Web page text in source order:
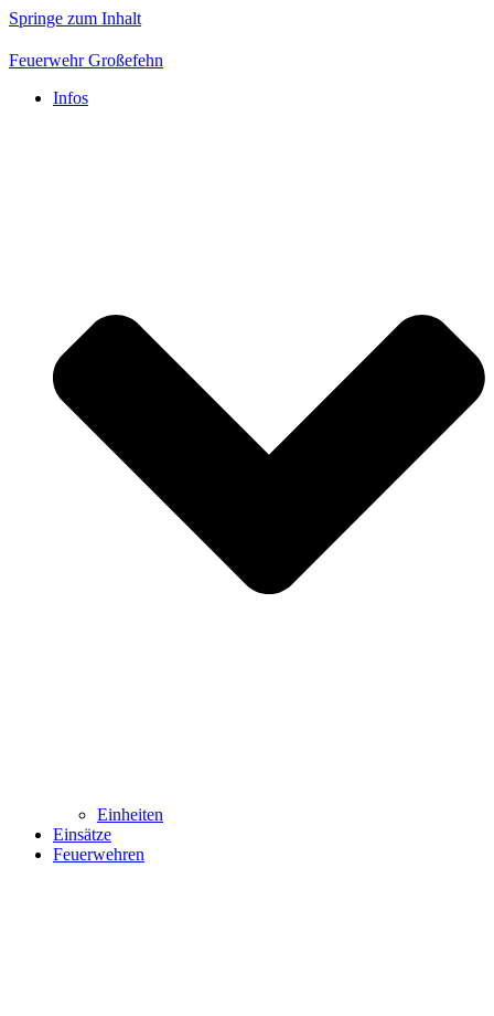
Springe zum Inhalt
Feuerwehr Großefehn
Infos
Einheiten
Einsätze
Feuerwehren